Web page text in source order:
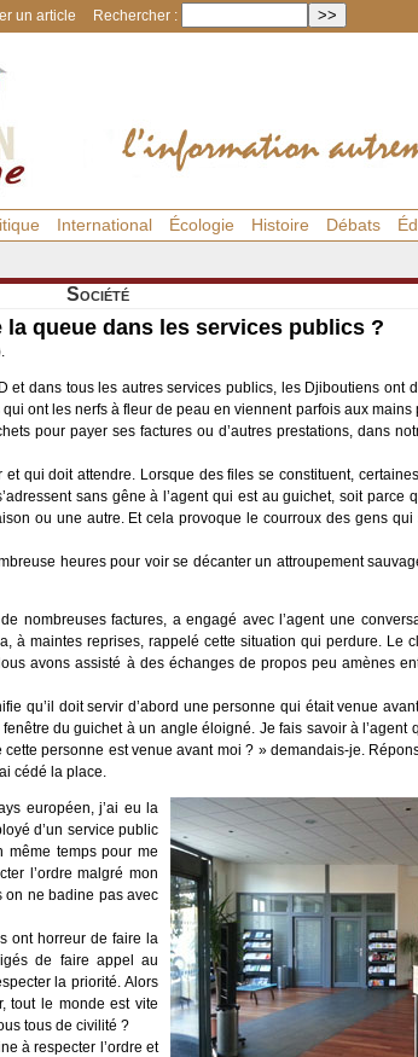
un article Rechercher :
International Écologie Histoire Débats
Société
queue dans les services publics ?
et dans tous les autres services publics, les Djiboutiens ont
ont les nerfs à fleur de peau en viennent parfois aux mains
pour payer ses factures ou d’autres prestations, dans
et qui doit attendre. Lorsque des files se constituent,
sans gêne à l’agent qui est au guichet, soit parce
ou une autre. Et cela provoque le courroux des gens
heures pour voir se décanter un attroupement
nombreuses factures, a engagé avec l’agent une
à maintes reprises, rappelé cette situation qui perdure. Le
avons assisté à des échanges de propos peu amènes
qu’il doit servir d’abord une personne qui était venue
du guichet à un angle éloigné. Je fais savoir à l’agent
personne est venue avant moi ? » demandais-je.
cédé la place.
européen, j’ai eu la
d’un service public
même temps pour me
l’ordre malgré mon
on ne badine pas avec
ont horreur de faire la
de faire appel au
la priorité. Alors
tout le monde est vite
tous de civilité ?
à respecter l’ordre et